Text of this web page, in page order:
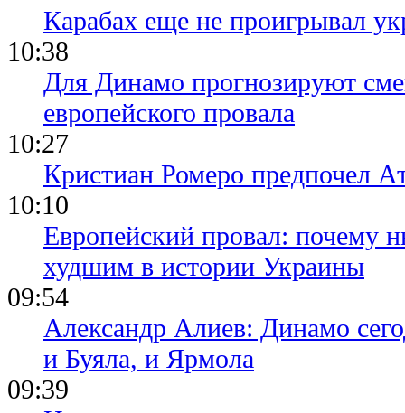
Карабах еще не проигрывал
10:38
Для Динамо прогнозируют
европейского провала
10:27
Кристиан Ромеро предпочел
10:10
Европейский провал: почему
худшим в истории Украины
09:54
Александр Алиев: Динамо
и Буяла, и Ярмола
09:39